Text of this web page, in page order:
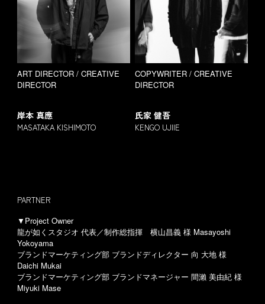
ART DIRECTOR / CREATIVE
DIRECTOR
岸本 真應
MASATAKA KISHIMOTO
COPYWRITER / CREATIVE
DIRECTOR
氏家 健吾
KENGO UJIIE
PARTNER
▼Project Owner
龍が如くスタジオ 代表／制作総指揮 横山昌義 様 Masayoshi
Yokoyama
ブランドマーケティング部 ブランドディレクター 向 大地 様
Daichi Mukai
ブランドマーケティング部 ブランドマネージャー 間瀨 美由紀 様
Miyuki Mase